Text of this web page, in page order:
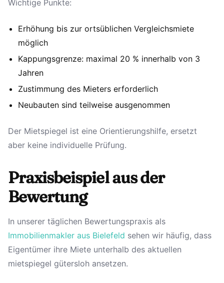
Wichtige Punkte:
Erhöhung bis zur ortsüblichen Vergleichsmiete
möglich
Kappungsgrenze: maximal 20 % innerhalb von 3
Jahren
Zustimmung des Mieters erforderlich
Neubauten sind teilweise ausgenommen
Der Mietspiegel ist eine Orientierungshilfe, ersetzt
aber keine individuelle Prüfung.
Praxisbeispiel aus der
Bewertung
In unserer täglichen Bewertungspraxis als
Immobilienmakler aus Bielefeld sehen wir häufig, dass
Eigentümer ihre Miete unterhalb des aktuellen
mietspiegel gütersloh ansetzen.